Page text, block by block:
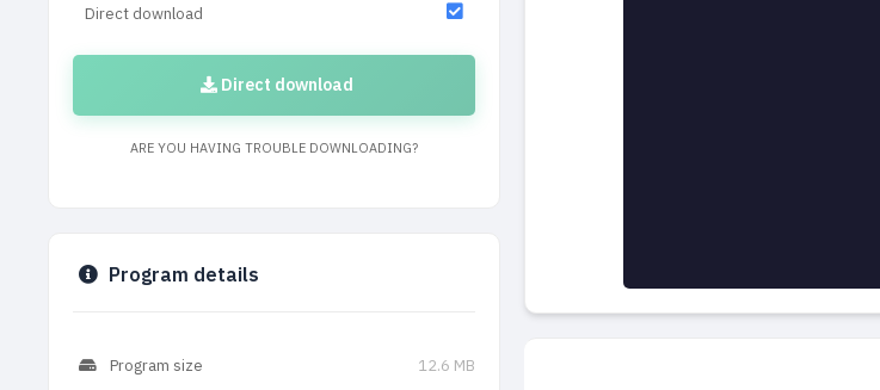
Direct download
Direct download
ARE YOU HAVING TROUBLE DOWNLOADING?
Program details
Program size 12.6 MB